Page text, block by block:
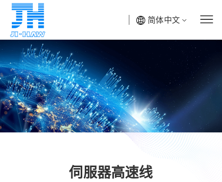
简体中文
伺服器高速线